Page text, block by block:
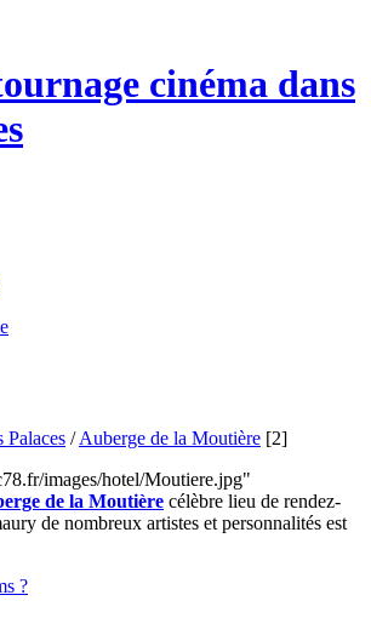
cinéma dans
Palaces / Auberge de la Moutière [2]
images/hotel/Moutiere.jpg"
de la Moutière célèbre lieu de rendez-
de nombreux artistes et personnalités est